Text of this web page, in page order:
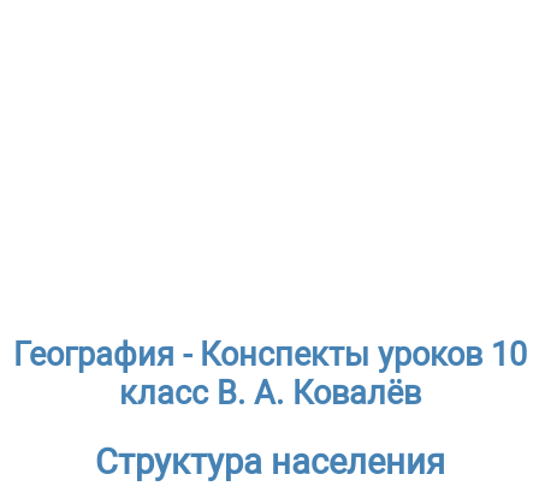
География - Конспекты уроков 10
класс В. А. Ковалёв
Структура населения